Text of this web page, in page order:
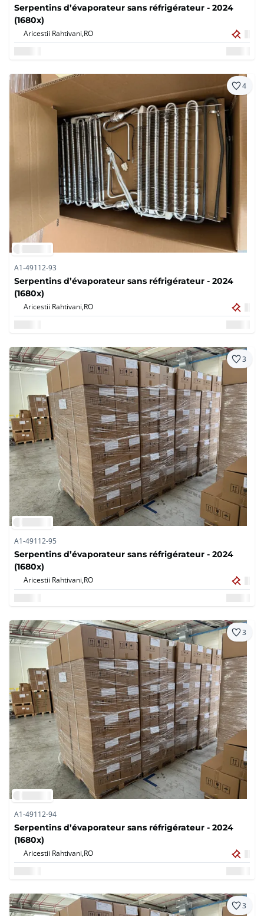
Serpentins d’évaporateur sans réfrigérateur - 2024
(1680x)
Aricestii Rahtivani,RO
4
A1-49112-93
Serpentins d’évaporateur sans réfrigérateur - 2024
(1680x)
Aricestii Rahtivani,RO
3
A1-49112-95
Serpentins d’évaporateur sans réfrigérateur - 2024
(1680x)
Aricestii Rahtivani,RO
3
A1-49112-94
Serpentins d’évaporateur sans réfrigérateur - 2024
(1680x)
Aricestii Rahtivani,RO
3